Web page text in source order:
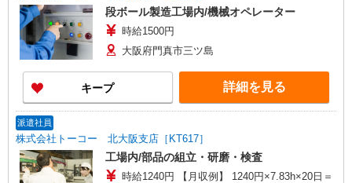
段ボール製造工場内/機械オペレーター
時給1500円
大阪府門真市三ツ島
キープ 詳細を見る
派遣社員
株式会社トーコー 北大阪支店［KT617］
工場内/部品の組立・研磨・検査
時給1240円 【月収例】 1240円×7.83h×20日＝